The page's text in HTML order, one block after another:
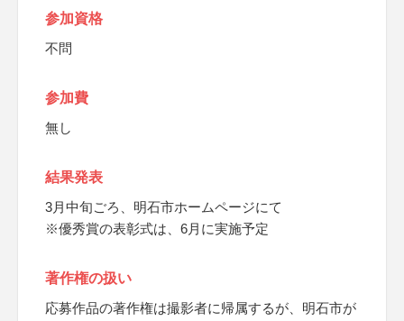
参加資格
不問
参加費
無し
結果発表
3月中旬ごろ、明石市ホームページにて
※優秀賞の表彰式は、6月に実施予定
著作権の扱い
応募作品の著作権は撮影者に帰属するが、明石市が